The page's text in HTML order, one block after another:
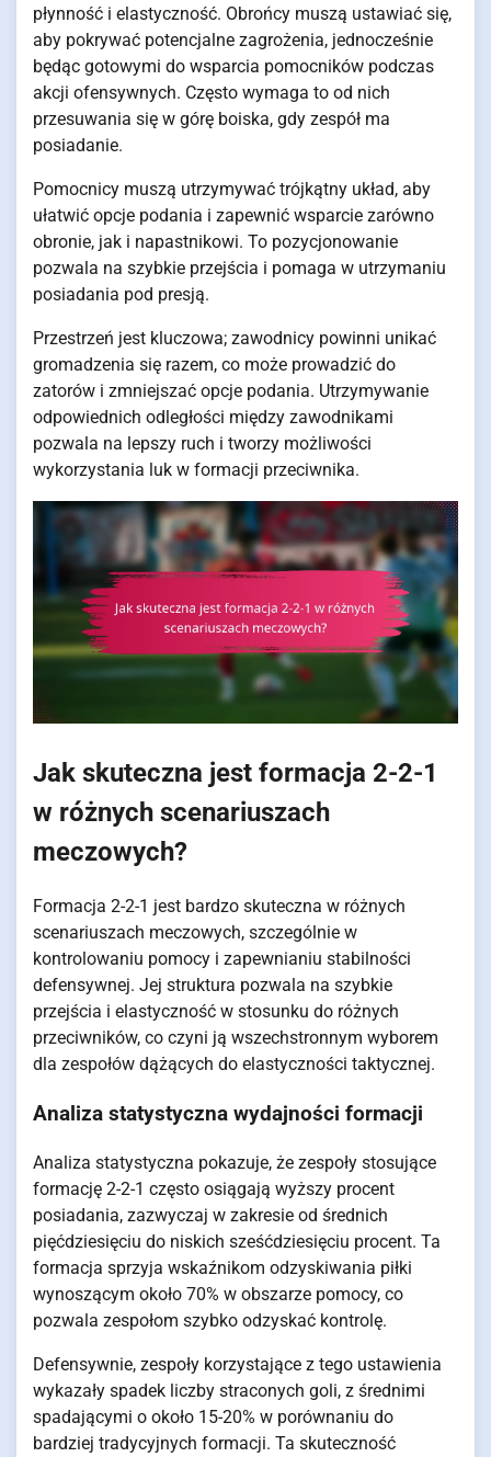
płynność i elastyczność. Obrońcy muszą ustawiać się,
aby pokrywać potencjalne zagrożenia, jednocześnie
będąc gotowymi do wsparcia pomocników podczas
akcji ofensywnych. Często wymaga to od nich
przesuwania się w górę boiska, gdy zespół ma
posiadanie.
Pomocnicy muszą utrzymywać trójkątny układ, aby
ułatwić opcje podania i zapewnić wsparcie zarówno
obronie, jak i napastnikowi. To pozycjonowanie
pozwala na szybkie przejścia i pomaga w utrzymaniu
posiadania pod presją.
Przestrzeń jest kluczowa; zawodnicy powinni unikać
gromadzenia się razem, co może prowadzić do
zatorów i zmniejszać opcje podania. Utrzymywanie
odpowiednich odległości między zawodnikami
pozwala na lepszy ruch i tworzy możliwości
wykorzystania luk w formacji przeciwnika.
Jak skuteczna jest formacja 2-2-1
w różnych scenariuszach
meczowych?
Formacja 2-2-1 jest bardzo skuteczna w różnych
scenariuszach meczowych, szczególnie w
kontrolowaniu pomocy i zapewnianiu stabilności
defensywnej. Jej struktura pozwala na szybkie
przejścia i elastyczność w stosunku do różnych
przeciwników, co czyni ją wszechstronnym wyborem
dla zespołów dążących do elastyczności taktycznej.
Analiza statystyczna wydajności formacji
Analiza statystyczna pokazuje, że zespoły stosujące
formację 2-2-1 często osiągają wyższy procent
posiadania, zazwyczaj w zakresie od średnich
pięćdziesięciu do niskich sześćdziesięciu procent. Ta
formacja sprzyja wskaźnikom odzyskiwania piłki
wynoszącym około 70% w obszarze pomocy, co
pozwala zespołom szybko odzyskać kontrolę.
Defensywnie, zespoły korzystające z tego ustawienia
wykazały spadek liczby straconych goli, z średnimi
spadającymi o około 15-20% w porównaniu do
bardziej tradycyjnych formacji. Ta skuteczność